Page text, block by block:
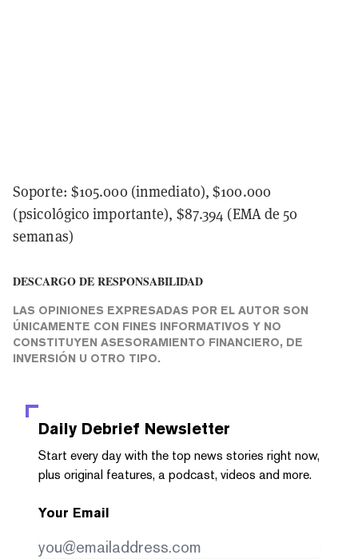
Soporte: $105.000 (inmediato), $100.000
(psicológico importante), $87.394 (EMA de 50
semanas)
DESCARGO DE RESPONSABILIDAD
LAS OPINIONES EXPRESADAS POR EL AUTOR SON
ÚNICAMENTE CON FINES INFORMATIVOS Y NO
CONSTITUYEN ASESORAMIENTO FINANCIERO, DE
INVERSIÓN U OTRO TIPO.
Daily Debrief Newsletter
Start every day with the top news stories right now,
plus original features, a podcast, videos and more.
Your Email